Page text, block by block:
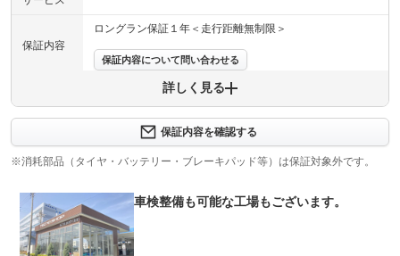
保証内容
ロングラン保証１年＜走行距離無制限＞
保証内容について問い合わせる
上限金額
免責金 無し
保証修理
受付先
詳しく見る
保証内容を確認する
※消耗部品（タイヤ・バッテリー・ブレーキパッド等）は保証対象外です。
車検整備も可能な工場もございます。